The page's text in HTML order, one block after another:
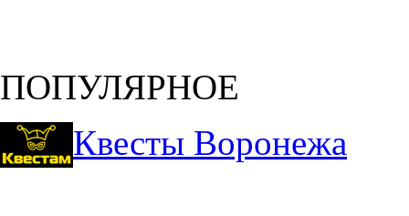
ПОПУЛЯРНОЕ
Квесты Воронежа